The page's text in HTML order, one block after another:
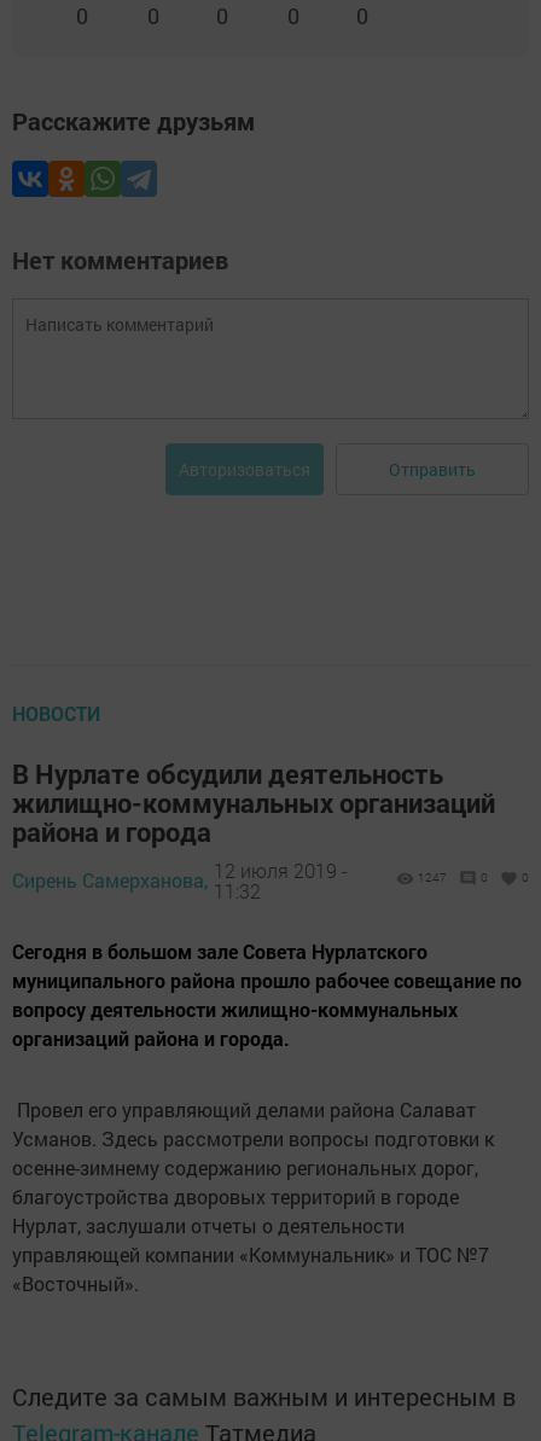
0 0 0 0 0
Расскажите друзьям
Нет комментариев
Авторизоваться Отправить
НОВОСТИ
В Нурлате обсудили деятельность
жилищно-коммунальных организаций
района и города
Сирень Самерханова, 12 июля 2019 -
11:32
1247 0 0
Сегодня в большом зале Совета Нурлатского
муниципального района прошло рабочее совещание по
вопросу деятельности жилищно-коммунальных
организаций района и города.
Провел его управляющий делами района Салават
Усманов. Здесь рассмотрели вопросы подготовки к
осенне-зимнему содержанию региональных дорог,
благоустройства дворовых территорий в городе
Нурлат, заслушали отчеты о деятельности
управляющей компании «Коммунальник» и ТОС №7
«Восточный».
Следите за самым важным и интересным в
Telegram-канале Татмедиа